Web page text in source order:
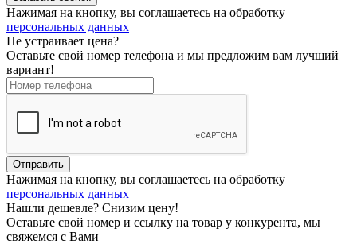
Нажимая на кнопку, вы соглашаетесь на обработку
персональных данных
Не устраивает цена?
Оставьте свой номер телефона и мы предложим вам лучший
вариант!
Нажимая на кнопку, вы соглашаетесь на обработку
персональных данных
Нашли дешевле? Снизим цену!
Оставьте свой номер и ссылку на товар у конкурента, мы
свяжемся с Вами